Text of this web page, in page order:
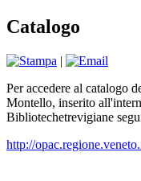
Catalogo
|
Per accedere al catalogo
Montello, inserito
Bibliotechetrevigiane
http://